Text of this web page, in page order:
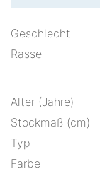
Geschlecht
Rasse
Alter (Jahre)
Stockmaß (cm)
Typ
Farbe